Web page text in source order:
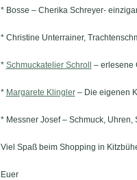
* Bosse – Cherika Schreyer-
* Christine Unterrainer,
* Schmuckatelier Schroll – erlesene
* Margarete Klingler– Die eigenen
* Messner Josef – Schmuck, Uhren,
Viel Spaß beim Shopping in
Euer